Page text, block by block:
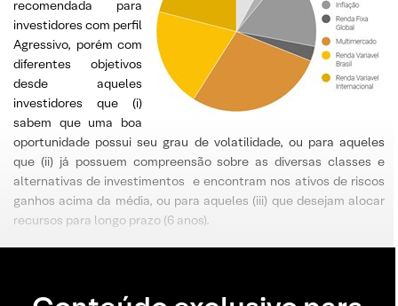
recomendada para
investidores com perfil
Agressivo, porém com
diferentes objetivos
desde aqueles
investidores que (i)
sabem que uma boa
oportunidade possui seu grau de volatilidade, ou para aqueles
que (ii) já possuem compreensão sobre as diversas classes e
alternativas de investimentos e encontram nos ativos de riscos
ganhos acima da média, ou para aqueles (iii) que desejam alocar
recursos para longo prazo (6 anos).